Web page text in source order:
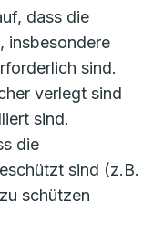
dass die
insbesondere
sind.
verlegt sind
sind.
die
sind (z.B.
schützen